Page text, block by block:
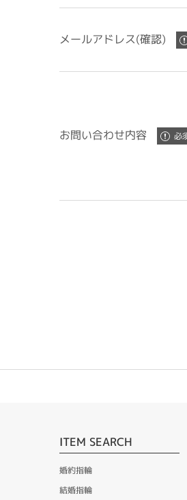
メールアドレス(確認)
お問い合わせ内容
ITEM SEARCH
婚約指輪
結婚指輪